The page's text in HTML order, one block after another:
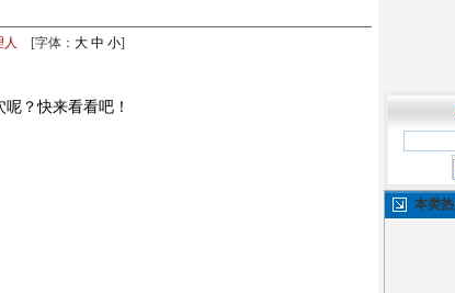
人 [字体： 大 中 小]
？快来看看吧！
本类